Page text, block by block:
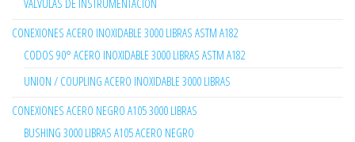
VÁLVULAS DE INSTRUMENTACIÓN
CONEXIONES ACERO INOXIDABLE 3000 LIBRAS ASTM A182
CODOS 90° ACERO INOXIDABLE 3000 LIBRAS ASTM A182
UNION / COUPLING ACERO INOXIDABLE 3000 LIBRAS
CONEXIONES ACERO NEGRO A105 3000 LIBRAS
BUSHING 3000 LIBRAS A105 ACERO NEGRO